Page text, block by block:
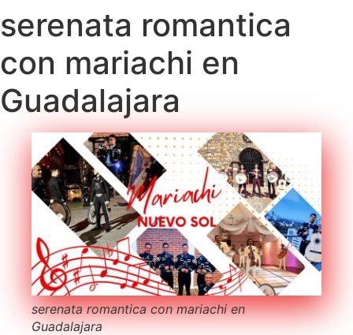
serenata romantica
con mariachi en
Guadalajara
serenata romantica con mariachi en
Guadalajara